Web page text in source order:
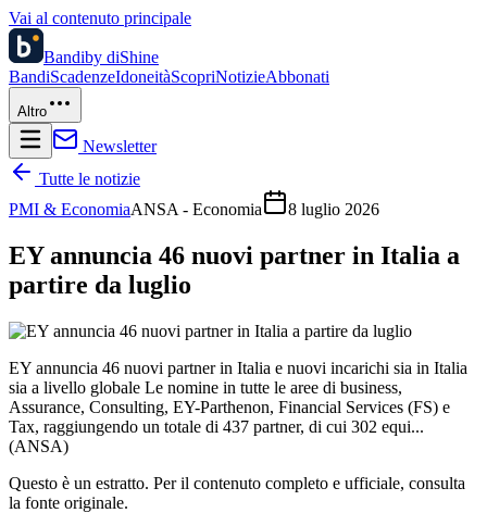
Vai al contenuto principale
Bandiby diShine
BandiScadenzeIdoneitàScopriNotizieAbbonati
Altro
Newsletter
Tutte le notizie
PMI & EconomiaANSA - Economia 8 luglio 2026
EY annuncia 46 nuovi partner in Italia a
partire da luglio
EY annuncia 46 nuovi partner in Italia e nuovi incarichi sia in Italia
sia a livello globale Le nomine in tutte le aree di business,
Assurance, Consulting, EY-Parthenon, Financial Services (FS) e
Tax, raggiungendo un totale di 437 partner, di cui 302 equi...
(ANSA)
Questo è un estratto. Per il contenuto completo e ufficiale, consulta
la fonte originale.